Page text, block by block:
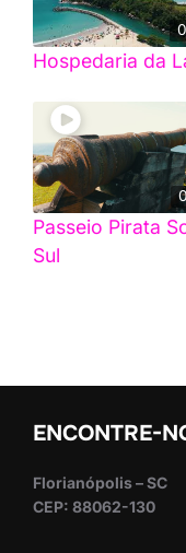
Hospedaria da
Passeio Pirata
Sul
ENCONTRE-
Florianópolis – SC
CEP: 88062-130